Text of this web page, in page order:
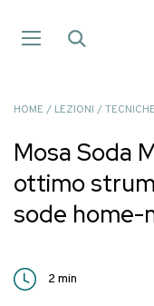
HOME / LEZIONI /
Mosa Soda
ottimo
sode home-
2 min